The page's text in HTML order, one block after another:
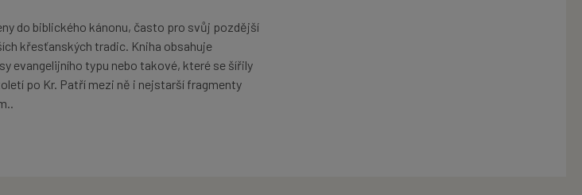
do biblického kánonu, často pro svůj pozdější
křesťanských tradic. Kniha obsahuje
evangelijního typu nebo takové, které se šířily
po Kr. Patří mezi ně i nejstarší fragmenty